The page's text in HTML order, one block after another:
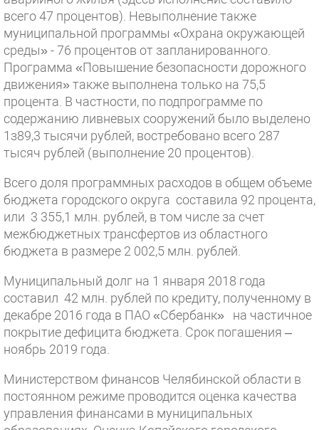
всего 47 процентов). Невыполнение также
муниципальной программы «Охрана окружающей
среды» - 76 процентов от запланированного.
Программа «Повышение безопасности дорожного
движения» также выполнена только на 75,5
процента. В частности, по подпрограмме по
содержанию ливневых сооружений было выделено
1з89,3 тысячи рублей, востребовано всего 287
тысяч рублей (выполнение 20 процентов).
Всего доля программных расходов в общем объеме
бюджета городского округа составила 92 процента,
или 3 355,1 млн. рублей, в том числе за счет
межбюджетных трансфертов из областного
бюджета в размере 2 002,5 млн. рублей.
Муниципальный долг на 1 января 2018 года
составил 42 млн. рублей по кредиту, полученному в
декабре 2016 года в ПАО «Сбербанк» на частичное
покрытие дефицита бюджета. Срок погашения –
ноябрь 2019 года.
Министерством финансов Челябинской области в
постоянном режиме проводится оценка качества
управления финансами в муниципальных